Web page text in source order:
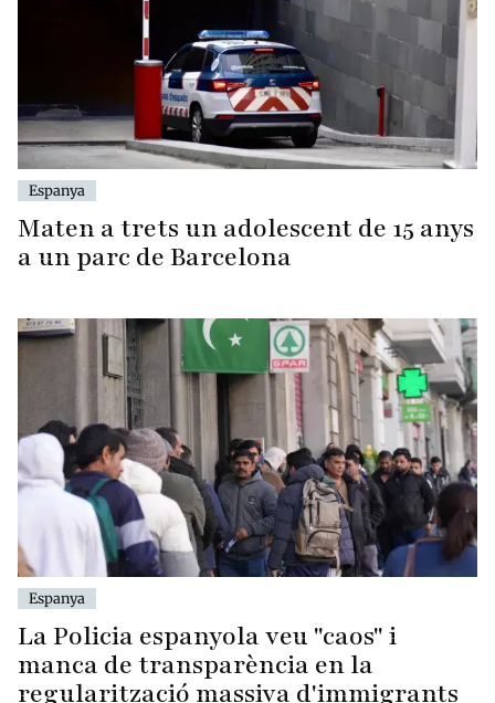
Espanya
Maten a trets un adolescent de 15 anys
a un parc de Barcelona
Espanya
La Policia espanyola veu "caos" i
manca de transparència en la
regularització massiva d'immigrants